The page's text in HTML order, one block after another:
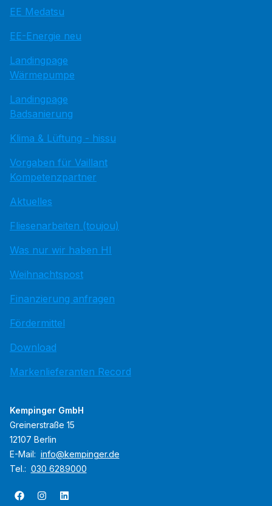
EE Medatsu
EE-Energie neu
Landingpage
Wärmepumpe
Landingpage
Badsanierung
Klima & Lüftung - hissu
Vorgaben für Vaillant
Kompetenzpartner
Aktuelles
Fliesenarbeiten (toujou)
Was nur wir haben HI
Weihnachtspost
Finanzierung anfragen
Fördermittel
Download
Markenlieferanten Record
Kempinger GmbH
Greinerstraße 15
12107 Berlin
E-Mail: info@kempinger.de
Tel.: 030 6289000